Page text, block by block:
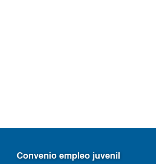
Convenio empleo juvenil